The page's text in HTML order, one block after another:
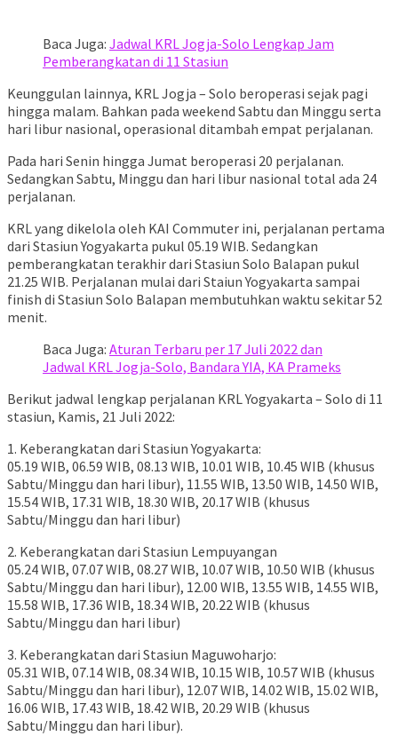
Baca Juga: Jadwal KRL Jogja-Solo Lengkap Jam
Pemberangkatan di 11 Stasiun
Keunggulan lainnya, KRL Jogja – Solo beroperasi sejak pagi
hingga malam. Bahkan pada weekend Sabtu dan Minggu serta
hari libur nasional, operasional ditambah empat perjalanan.
Pada hari Senin hingga Jumat beroperasi 20 perjalanan.
Sedangkan Sabtu, Minggu dan hari libur nasional total ada 24
perjalanan.
KRL yang dikelola oleh KAI Commuter ini, perjalanan pertama
dari Stasiun Yogyakarta pukul 05.19 WIB. Sedangkan
pemberangkatan terakhir dari Stasiun Solo Balapan pukul
21.25 WIB. Perjalanan mulai dari Staiun Yogyakarta sampai
finish di Stasiun Solo Balapan membutuhkan waktu sekitar 52
menit.
Baca Juga: Aturan Terbaru per 17 Juli 2022 dan
Jadwal KRL Jogja-Solo, Bandara YIA, KA Prameks
Berikut jadwal lengkap perjalanan KRL Yogyakarta – Solo di 11
stasiun, Kamis, 21 Juli 2022:
1. Keberangkatan dari Stasiun Yogyakarta:
05.19 WIB, 06.59 WIB, 08.13 WIB, 10.01 WIB, 10.45 WIB (khusus
Sabtu/Minggu dan hari libur), 11.55 WIB, 13.50 WIB, 14.50 WIB,
15.54 WIB, 17.31 WIB, 18.30 WIB, 20.17 WIB (khusus
Sabtu/Minggu dan hari libur)
2. Keberangkatan dari Stasiun Lempuyangan
05.24 WIB, 07.07 WIB, 08.27 WIB, 10.07 WIB, 10.50 WIB (khusus
Sabtu/Minggu dan hari libur), 12.00 WIB, 13.55 WIB, 14.55 WIB,
15.58 WIB, 17.36 WIB, 18.34 WIB, 20.22 WIB (khusus
Sabtu/Minggu dan hari libur)
3. Keberangkatan dari Stasiun Maguwoharjo:
05.31 WIB, 07.14 WIB, 08.34 WIB, 10.15 WIB, 10.57 WIB (khusus
Sabtu/Minggu dan hari libur), 12.07 WIB, 14.02 WIB, 15.02 WIB,
16.06 WIB, 17.43 WIB, 18.42 WIB, 20.29 WIB (khusus
Sabtu/Minggu dan hari libur).